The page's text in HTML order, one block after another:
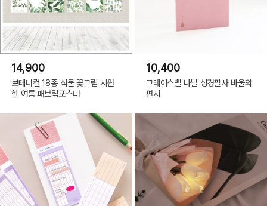
14,900
보테니컬 18종 식물 꽃그림 시원
한 여름 패브릭포스터
10,400
그레이스벨 나날 성경필사 바울의
편지